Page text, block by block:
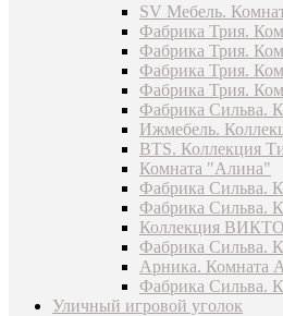
SV Мебель.
Фабрика Трия.
Фабрика Трия.
Фабрика Трия.
Фабрика Трия.
Фабрика Сильва.
Ижмебель.
BTS. Коллекция
Комната "Алина"
Фабрика Сильва.
Фабрика Сильва.
Коллекция
Фабрика Сильва.
Арника.
Фабрика Сильва.
Уличный игровой уголок